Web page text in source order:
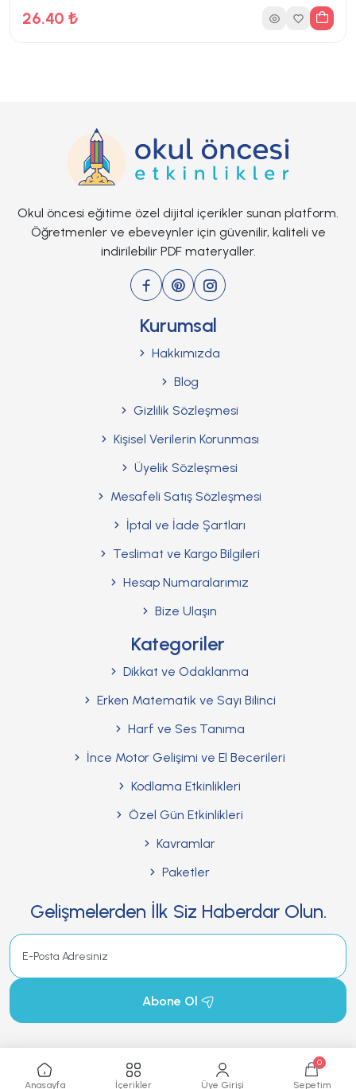
11 Sayfa 16 İndirme
26.40 ₺
Okul öncesi eğitime özel dijital içerikler sunan platform.
Öğretmenler ve ebeveynler için güvenilir, kaliteli ve
indirilebilir PDF materyaller.
Kurumsal
Hakkımızda
Blog
Gizlilik Sözleşmesi
Kişisel Verilerin Korunması
Üyelik Sözleşmesi
Mesafeli Satış Sözleşmesi
İptal ve İade Şartları
Teslimat ve Kargo Bilgileri
Hesap Numaralarımız
Bize Ulaşın
Kategoriler
Dikkat ve Odaklanma
Erken Matematik ve Sayı Bilinci
Harf ve Ses Tanıma
İnce Motor Gelişimi ve El Becerileri
Kodlama Etkinlikleri
Özel Gün Etkinlikleri
Kavramlar
Paketler
Gelişmelerden İlk Siz Haberdar Olun.
Abone Ol
Okul Öncesi Etkinlikler © Copyright 2025. Tüm Hakları Gizlidir.
Anasayfa İçerikler Üye Girişi
0
Sepetim